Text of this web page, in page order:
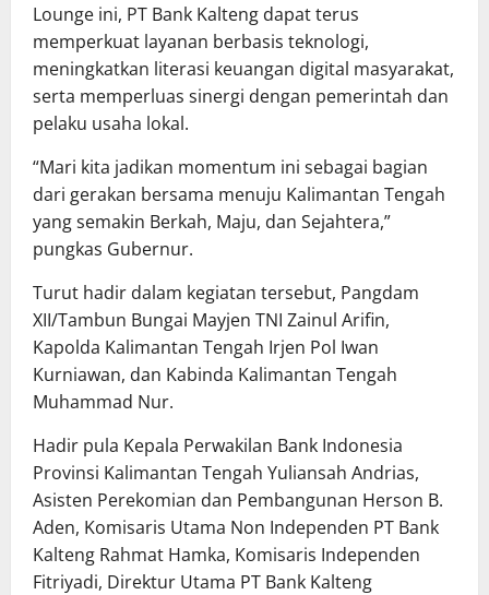
Lounge ini, PT Bank Kalteng dapat terus
memperkuat layanan berbasis teknologi,
meningkatkan literasi keuangan digital masyarakat,
serta memperluas sinergi dengan pemerintah dan
pelaku usaha lokal.
“Mari kita jadikan momentum ini sebagai bagian
dari gerakan bersama menuju Kalimantan Tengah
yang semakin Berkah, Maju, dan Sejahtera,”
pungkas Gubernur.
Turut hadir dalam kegiatan tersebut, Pangdam
XII/Tambun Bungai Mayjen TNI Zainul Arifin,
Kapolda Kalimantan Tengah Irjen Pol Iwan
Kurniawan, dan Kabinda Kalimantan Tengah
Muhammad Nur.
Hadir pula Kepala Perwakilan Bank Indonesia
Provinsi Kalimantan Tengah Yuliansah Andrias,
Asisten Perekomian dan Pembangunan Herson B.
Aden, Komisaris Utama Non Independen PT Bank
Kalteng Rahmat Hamka, Komisaris Independen
Fitriyadi, Direktur Utama PT Bank Kalteng